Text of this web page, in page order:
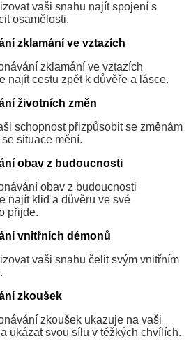
vaši snahu najít spojení s
osamělosti.
zklamání ve vztazích
zklamání ve vztazích
najít cestu zpět k důvěře a lásce.
životních změn
schopnost přizpůsobit se změnám
situace mění.
obav z budoucnosti
obav z budoucnosti
najít klid a důvěru ve své
přijde.
vnitřních démonů
vaši snahu čelit svým vnitřním
zkoušek
zkoušek ukazuje na vaši
ukázat svou sílu v těžkých chvílích.